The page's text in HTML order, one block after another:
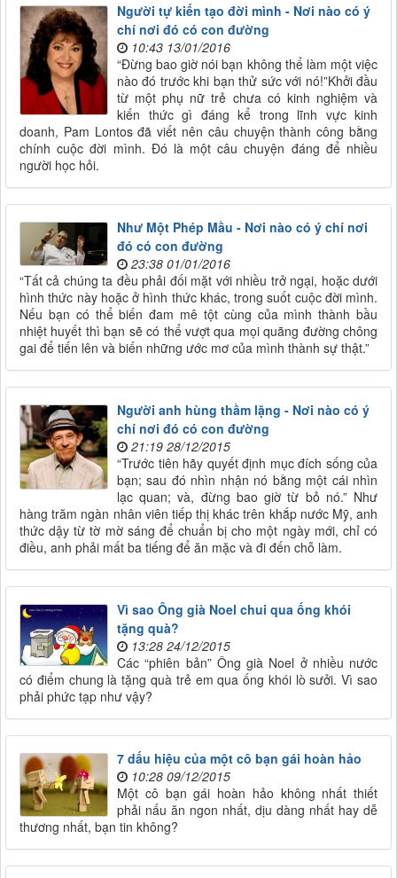
Người tự kiến tạo đời mình - Nơi nào có ý
chí nơi đó có con đường
10:43 13/01/2016
“Đừng bao giờ nói bạn không thể làm một việc
nào đó trước khi bạn thử sức với nó!”Khởi đầu
từ một phụ nữ trẻ chưa có kinh nghiệm và
kiến thức gì đáng kể trong lĩnh vực kinh
doanh, Pam Lontos đã viết nên câu chuyện thành công bằng
chính cuộc đời mình. Đó là một câu chuyện đáng để nhiều
người học hỏi.
Như Một Phép Mầu - Nơi nào có ý chí nơi
đó có con đường
23:38 01/01/2016
“Tất cả chúng ta đều phải đối mặt với nhiều trở ngại, hoặc dưới
hình thức này hoặc ở hình thức khác, trong suốt cuộc đời mình.
Nếu bạn có thể biến đam mê tột cùng của mình thành bầu
nhiệt huyết thì bạn sẽ có thể vượt qua mọi quãng đường chông
gai để tiến lên và biến những ước mơ của mình thành sự thật.”
Người anh hùng thầm lặng - Nơi nào có ý
chí nơi đó có con đường
21:19 28/12/2015
“Trước tiên hãy quyết định mục đích sống của
bạn; sau đó nhìn nhận nó bằng một cái nhìn
lạc quan; và, đừng bao giờ từ bỏ nó.” Như
hàng trăm ngàn nhân viên tiếp thị khác trên khắp nước Mỹ, anh
thức dậy từ tờ mờ sáng để chuẩn bị cho một ngày mới, chỉ có
điều, anh phải mất ba tiếng để ăn mặc và đi đến chỗ làm.
Vì sao Ông già Noel chui qua ống khói
tặng quà?
13:28 24/12/2015
Các “phiên bản” Ông già Noel ở nhiều nước
có điểm chung là tặng quà trẻ em qua ống khói lò sưởi. Vì sao
phải phức tạp như vậy?
7 dấu hiệu của một cô bạn gái hoàn hảo
10:28 09/12/2015
Một cô bạn gái hoàn hảo không nhất thiết
phải nấu ăn ngon nhất, dịu dàng nhất hay dễ
thương nhất, bạn tin không?